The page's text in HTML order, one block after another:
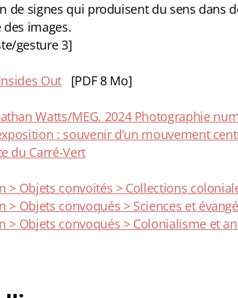
de signes qui produisent du sens dans
images.
gesture 3]
Out[PDF 8 Mo]
Watts/MEG. 2024 Photographie
: souvenir d’un mouvement
du Carré-Vert
> Objets convoités > Collections
> Objets convoqués > Sciences et
> Objets convoqués > Colonialisme et